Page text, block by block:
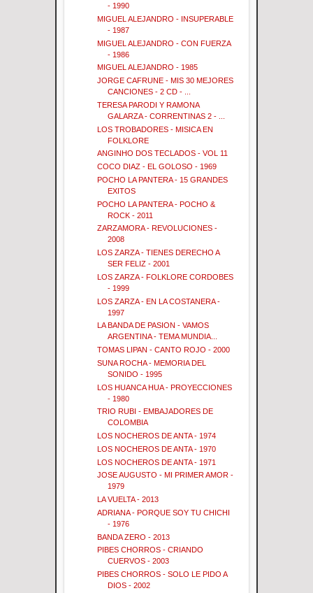
- 1990
MIGUEL ALEJANDRO - INSUPERABLE
- 1987
MIGUEL ALEJANDRO - CON FUERZA
- 1986
MIGUEL ALEJANDRO - 1985
JORGE CAFRUNE - MIS 30 MEJORES
CANCIONES - 2 CD - ...
TERESA PARODI Y RAMONA
GALARZA - CORRENTINAS 2 - ...
LOS TROBADORES - MISICA EN
FOLKLORE
ANGINHO DOS TECLADOS - VOL 11
COCO DIAZ - EL GOLOSO - 1969
POCHO LA PANTERA - 15 GRANDES
EXITOS
POCHO LA PANTERA - POCHO &
ROCK - 2011
ZARZAMORA - REVOLUCIONES -
2008
LOS ZARZA - TIENES DERECHO A
SER FELIZ - 2001
LOS ZARZA - FOLKLORE CORDOBES
- 1999
LOS ZARZA - EN LA COSTANERA -
1997
LA BANDA DE PASION - VAMOS
ARGENTINA - TEMA MUNDIA...
TOMAS LIPAN - CANTO ROJO - 2000
SUNA ROCHA - MEMORIA DEL
SONIDO - 1995
LOS HUANCA HUA - PROYECCIONES
- 1980
TRIO RUBI - EMBAJADORES DE
COLOMBIA
LOS NOCHEROS DE ANTA - 1974
LOS NOCHEROS DE ANTA - 1970
LOS NOCHEROS DE ANTA - 1971
JOSE AUGUSTO - MI PRIMER AMOR -
1979
LA VUELTA - 2013
ADRIANA - PORQUE SOY TU CHICHI
- 1976
BANDA ZERO - 2013
PIBES CHORROS - CRIANDO
CUERVOS - 2003
PIBES CHORROS - SOLO LE PIDO A
DIOS - 2002